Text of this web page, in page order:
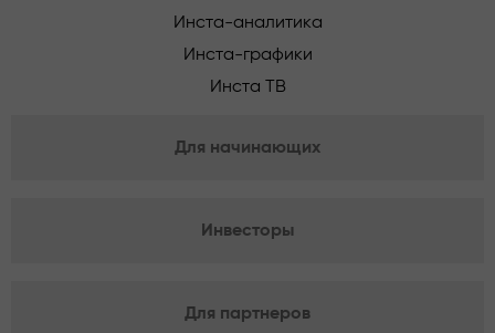
Инста-аналитика
Инста-графики
Инста ТВ
Для начинающих
Инвесторы
Для партнеров